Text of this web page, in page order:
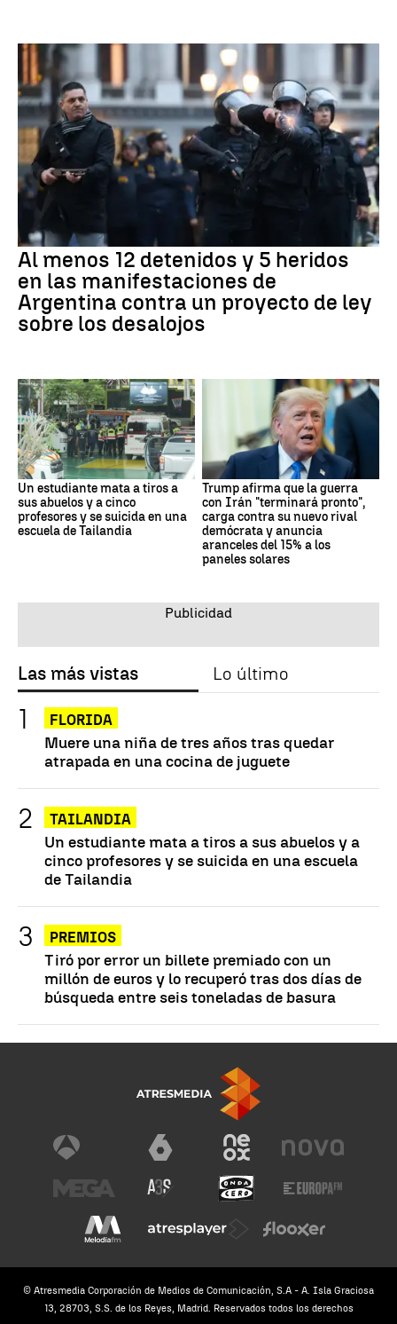
Al menos 12 detenidos y 5 heridos
en las manifestaciones de
Argentina contra un proyecto de ley
sobre los desalojos
Un estudiante mata a tiros a
sus abuelos y a cinco
profesores y se suicida en una
escuela de Tailandia
Trump afirma que la guerra
con Irán "terminará pronto",
carga contra su nuevo rival
demócrata y anuncia
aranceles del 15% a los
paneles solares
Las más vistas Lo último
FLORIDA
Muere una niña de tres años tras quedar
atrapada en una cocina de juguete
TAILANDIA
Un estudiante mata a tiros a sus abuelos y a
cinco profesores y se suicida en una escuela
de Tailandia
PREMIOS
Tiró por error un billete premiado con un
millón de euros y lo recuperó tras dos días de
búsqueda entre seis toneladas de basura
© Atresmedia Corporación de Medios de Comunicación, S.A - A. Isla Graciosa
13, 28703, S.S. de los Reyes, Madrid. Reservados todos los derechos